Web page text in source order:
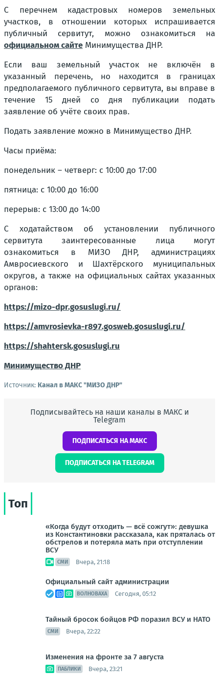
С перечнем кадастровых номеров земельных
участков, в отношении которых испрашивается
публичный сервитут, можно ознакомиться на
официальном сайте Минимущества ДНР.
Если ваш земельный участок не включён в
указанный перечень, но находится в границах
предполагаемого публичного сервитута, вы вправе в
течение 15 дней со дня публикации подать
заявление об учёте своих прав.
Подать заявление можно в Минимущество ДНР.
Часы приёма:
понедельник – четверг: с 10:00 до 17:00
пятница: с 10:00 до 16:00
перерыв: с 13:00 до 14:00
С ходатайством об установлении публичного
сервитута заинтересованные лица могут
ознакомиться в МИЗО ДНР, администрациях
Амвросиевского и Шахтёрского муниципальных
округов, а также на официальных сайтах указанных
органов:
https://mizo-dpr.gosuslugi.ru/
https://amvrosievka-r897.gosweb.gosuslugi.ru/
https://shahtersk.gosuslugi.ru
Минимущество ДНР
Источник: Канал в МАКС "МИЗО ДНР"
Подписывайтесь на наши каналы в МАКС и
Telegram
ПОДПИСАТЬСЯ НА МАКС
ПОДПИСАТЬСЯ НА TELEGRAM
Топ
«Когда будут отходить — всё сожгут»: девушка
из Константиновки рассказала, как пряталась от
обстрелов и потеряла мать при отступлении
ВСУ
СМИ Вчера, 21:18
Официальный сайт администрации
ВОЛНОВАХА Сегодня, 05:12
Тайный бросок бойцов РФ поразил ВСУ и НАТО
СМИ Вчера, 22:22
Изменения на фронте за 7 августа
ПАБЛИКИ Вчера, 23:21